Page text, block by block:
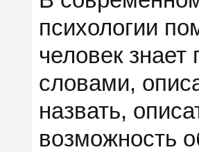
психологии
человек знает
словами,
назвать,
возможность